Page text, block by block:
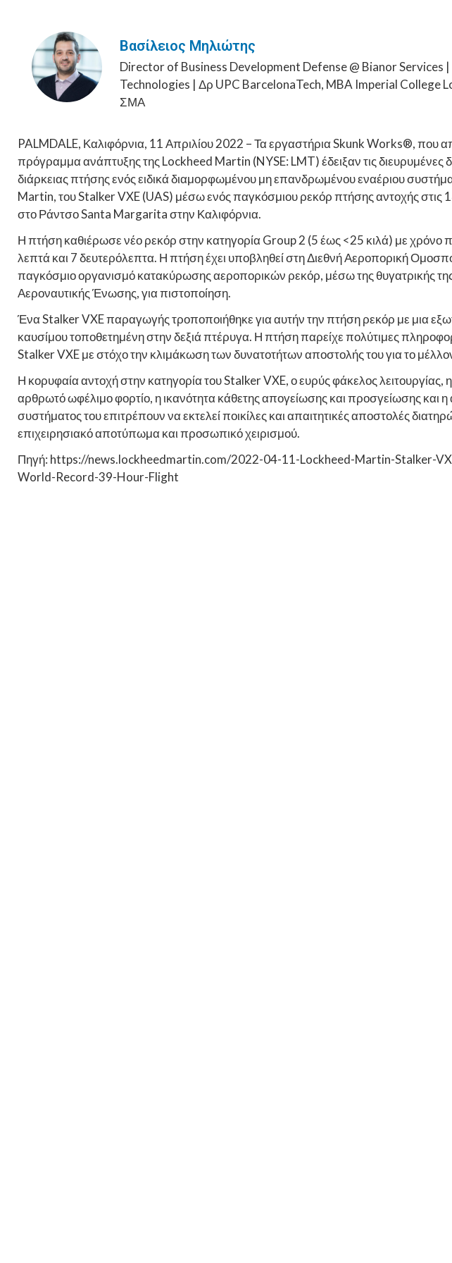
Βασίλειος Μηλιώτης
Director of Business Development Defense @ Bianor Services |
Technologies | Δρ UPC BarcelonaTech, MBA Imperial College
ΣΜΑ
PALMDALE, Καλιφόρνια, 11 Απριλίου 2022 – Τα εργαστήρια Skunk Works®, που
πρόγραμμα ανάπτυξης της Lockheed Martin (NYSE: LMT) έδειξαν τις διευρυμένες
διάρκειας πτήσης ενός ειδικά διαμορφωμένου μη επανδρωμένου εναέριου
Martin, του Stalker VXE (UAS) μέσω ενός παγκόσμιου ρεκόρ πτήσης αντοχής στις
στο Ράντσο Santa Margarita στην Καλιφόρνια.
Η πτήση καθιέρωσε νέο ρεκόρ στην κατηγορία Group 2 (5 έως <25 κιλά) με χρόνο
λεπτά και 7 δευτερόλεπτα. Η πτήση έχει υποβληθεί στη Διεθνή Αεροπορική
παγκόσμιο οργανισμό κατακύρωσης αεροπορικών ρεκόρ, μέσω της θυγατρικής
Αεροναυτικής Ένωσης, για πιστοποίηση.
Ένα Stalker VXE παραγωγής τροποποιήθηκε για αυτήν την πτήση ρεκόρ με μια
καυσίμου τοποθετημένη στην δεξιά πτέρυγα. Η πτήση παρείχε πολύτιμες
Stalker VXE με στόχο την κλιμάκωση των δυνατοτήτων αποστολής του για το
Η κορυφαία αντοχή στην κατηγορία του Stalker VXE, ο ευρύς φάκελος
αρθρωτό ωφέλιμο φορτίο, η ικανότητα κάθετης απογείωσης και προσγείωσης και η
συστήματος του επιτρέπουν να εκτελεί ποικίλες και απαιτητικές αποστολές
επιχειρησιακό αποτύπωμα και προσωπικό χειρισμού.
Πηγή: https://news.lockheedmartin.com/2022-04-11-Lockheed-Martin-Stalker-
World-Record-39-Hour-Flight